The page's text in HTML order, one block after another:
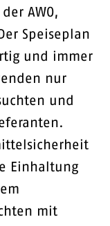
AWO,
Speiseplan
und immer
nur
und
Einhaltung
mit